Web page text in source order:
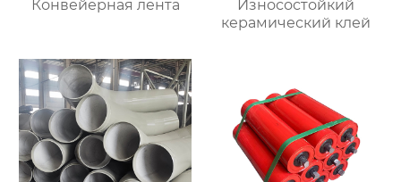
Конвейерная лента
Износостойкий
керамический клей